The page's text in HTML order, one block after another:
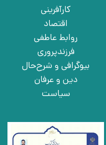
کارآفرینی
اقتصاد
روابط عاطفی
فرزندپروری
بیوگرافی و شرح‌حال
دین و عرفان
سیاست